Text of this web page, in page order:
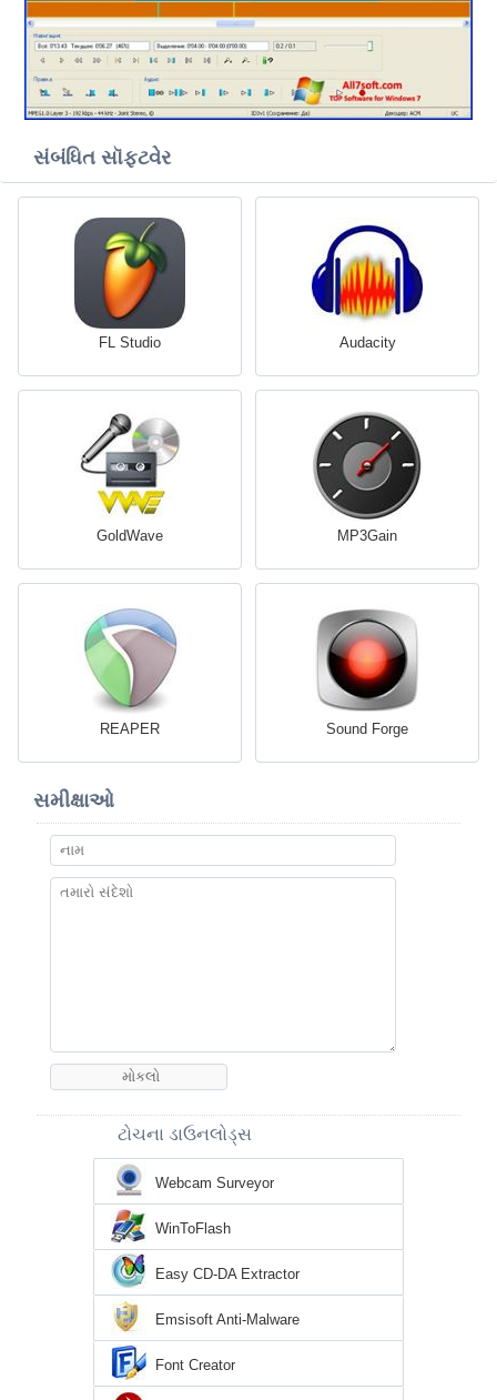
સંબંધિત સૉફ્ટવેર
FL Studio Audacity
GoldWave MP3Gain
REAPER Sound Forge
સમીક્ષાઓ
ટોચના ડાઉનલોડ્સ
Webcam Surveyor
WinToFlash
Easy CD-DA Extractor
Emsisoft Anti-Malware
Font Creator